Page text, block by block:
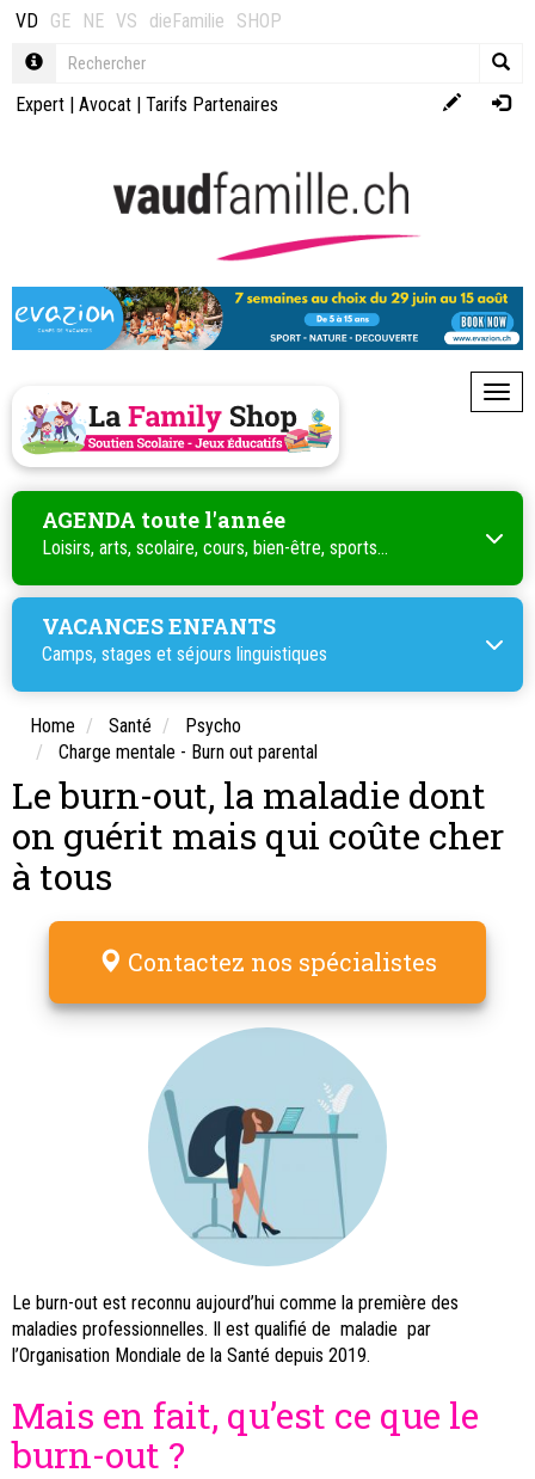
VD GE NE VS dieFamilie SHOP
Expert | Avocat | Tarifs Partenaires
AGENDA toute l'année
Loisirs, arts, scolaire, cours, bien-être, sports...
VACANCES ENFANTS
Camps, stages et séjours linguistiques
Home Santé
Psycho
Charge mentale - Burn out parental
Le burn-out, la maladie dont
on guérit mais qui coûte cher
à tous
Contactez nos spécialistes
Le burn-out est reconnu aujourd’hui comme la première des
maladies professionnelles. Il est qualifié de maladie par
l’Organisation Mondiale de la Santé depuis 2019.
Mais en fait, qu’est ce que le
burn-out ?